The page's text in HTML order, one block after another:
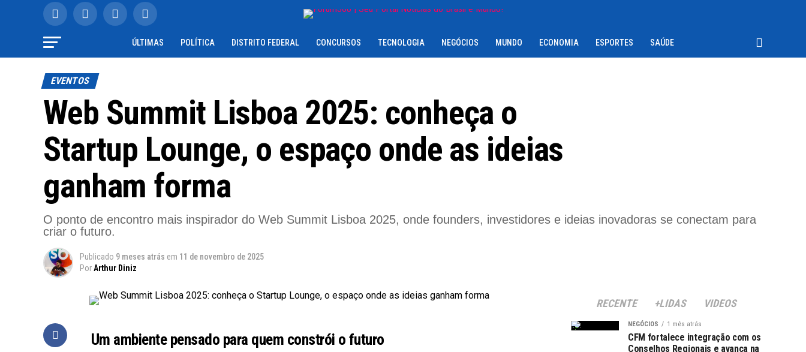
ÚLTIMAS POLÍTICA DISTRITO FEDERAL CONCURSOS TECNOLOGIA NEGÓCIOS MUNDO ECONOMIA ESPORTES SAÚDE
EVENTOS
Web Summit Lisboa 2025: conheça o
Startup Lounge, o espaço onde as ideias
ganham forma
O ponto de encontro mais inspirador do Web Summit Lisboa 2025, onde founders, investidores e ideias inovadoras se conectam para
criar o futuro.
Publicado 9 meses atrás em 11 de novembro de 2025
PorArthur Diniz
Um ambiente pensado para quem constrói o futuro
RECENTE +LIDAS VIDEOS
NEGÓCIOS 1 mês atrás
CFM fortalece integração com os
Conselhos Regionais e avança na